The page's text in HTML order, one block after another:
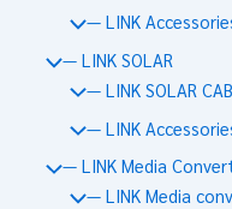
— LINK
— LINK SOLAR
— LINK SOLAR
— LINK
— LINK Media
— LINK Media